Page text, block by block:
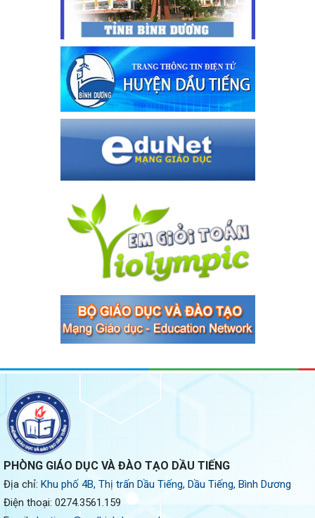
PHÒNG GIÁO DỤC VÀ ĐÀO TẠO DẦU TIẾNG
Địa chỉ: Khu phố 4B, Thị trấn Dầu Tiếng, Dầu Tiếng, Bình Dương
Điện thoại: 0274.3561.159